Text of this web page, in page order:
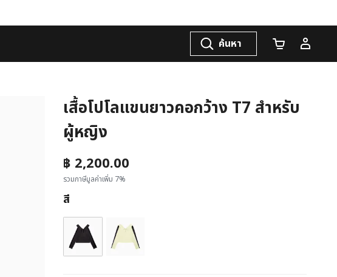
ค้นหา จำนวนรถเข็น
เสื้อโปโลแขนยาวคอกว้าง T7 สำหรับ
ผู้หญิง
฿ 2,200.00
รวมภาษีมูลค่าเพิ่ม 7%
สี